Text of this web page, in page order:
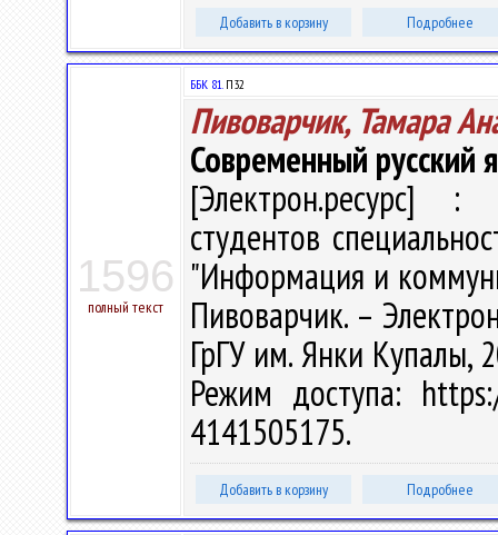
Добавить в корзину Подробнее
1596
полный текст
ББК 81.П32
Пивоварчик, Тамара
Современный русский
[Электрон.ресурс] :
студентов
"Информация и
Пивоварчик. –
ГрГУ им. Янки Купалы,
Режим доступа:
4141505175.
Добавить в корзину Подробнее